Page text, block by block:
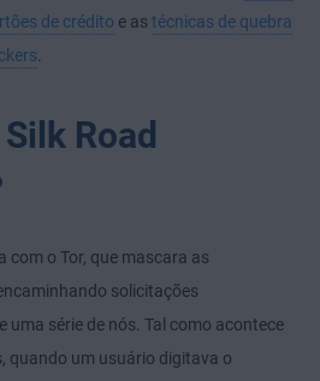
de crédito e as técnicas de quebra
.
Road
com o Tor, que mascara as
solicitações
uma série de nós. Tal como acontece
quando um usuário digitava o